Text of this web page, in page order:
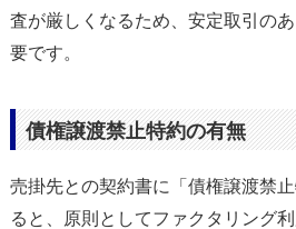
査が厳しくなるため、安定取引の
要です。
債権譲渡禁止特約の有無
売掛先との契約書に「債権譲渡禁
ると、原則としてファクタリング